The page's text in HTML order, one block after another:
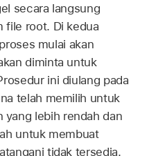
secara langsung
file root. Di kedua
mulai akan
diminta untuk
ini diulang pada
telah memilih untuk
yang lebih rendah dan
untuk membuat
tidak tersedia.